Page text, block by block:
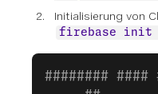
Initialisierung von
firebase init
########